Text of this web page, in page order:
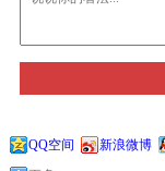
QQ空间 新浪微博